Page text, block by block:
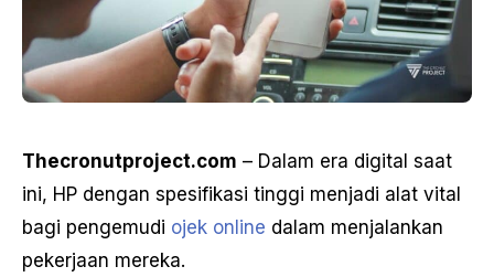
Thecronutproject.com – Dalam era digital saat
ini, HP dengan spesifikasi tinggi menjadi alat vital
bagi pengemudi ojek online dalam menjalankan
pekerjaan mereka.